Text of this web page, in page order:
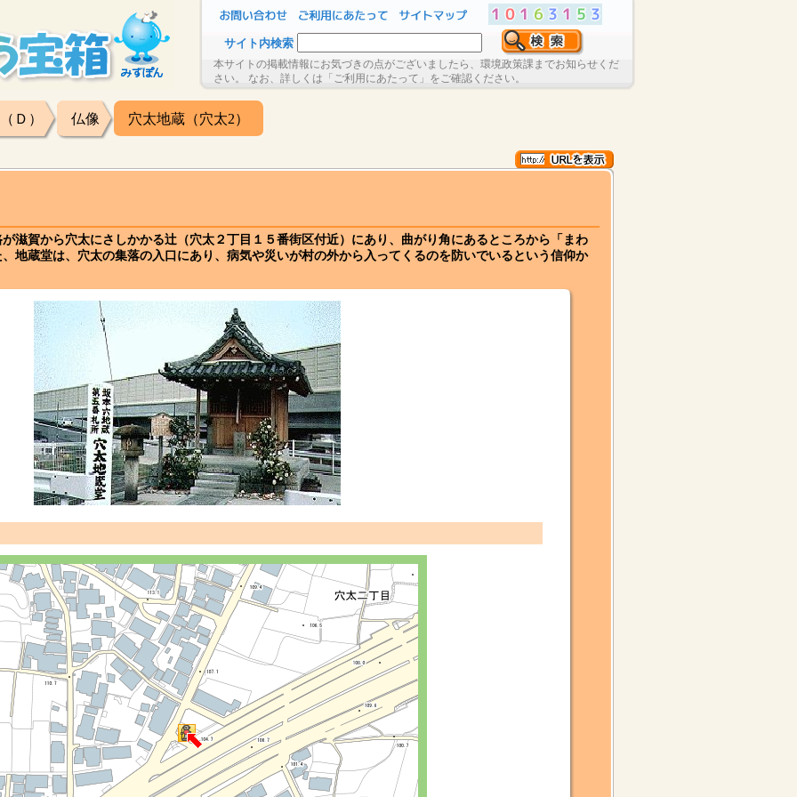
サイト内検索
本サイトの掲載情報にお気づきの点がございましたら、環境政策課までお知らせくだ
さい。 なお、詳しくは「ご利用にあたって」をご確認ください。
Ｄ） 仏像 穴太地蔵（穴太2）
滋賀から穴太にさしかかる辻（穴太２丁目１５番街区付近）にあり、曲がり角にあるところから「まわ
地蔵堂は、穴太の集落の入口にあり、病気や災いが村の外から入ってくるのを防いでいるという信仰か